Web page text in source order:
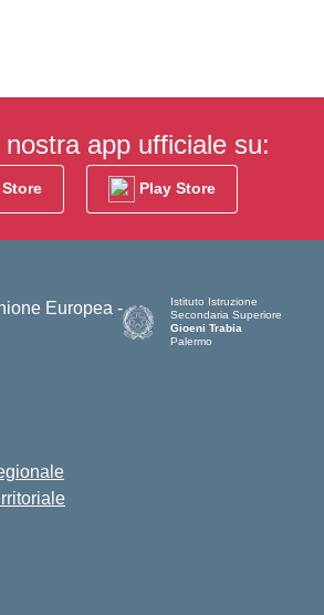
app ufficiale su:
Play Store
Istituto Istruzione
Secondaria Superiore
Gioeni Trabia
Palermo